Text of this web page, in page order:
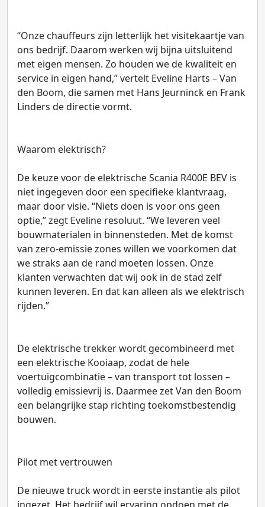
“Onze chauffeurs zijn letterlijk het visitekaartje van
ons bedrijf. Daarom werken wij bijna uitsluitend
met eigen mensen. Zo houden we de kwaliteit en
service in eigen hand,” vertelt Eveline Harts – Van
den Boom, die samen met Hans Jeurninck en Frank
Linders de directie vormt.
Waarom elektrisch?
De keuze voor de elektrische Scania R400E BEV is
niet ingegeven door een specifieke klantvraag,
maar door visie. “Niets doen is voor ons geen
optie,” zegt Eveline resoluut. “We leveren veel
bouwmaterialen in binnensteden. Met de komst
van zero-emissie zones willen we voorkomen dat
we straks aan de rand moeten lossen. Onze
klanten verwachten dat wij ook in de stad zelf
kunnen leveren. En dat kan alleen als we elektrisch
rijden.”
De elektrische trekker wordt gecombineerd met
een elektrische Kooiaap, zodat de hele
voertuigcombinatie – van transport tot lossen –
volledig emissievrij is. Daarmee zet Van den Boom
een belangrijke stap richting toekomstbestendig
bouwen.
Pilot met vertrouwen
De nieuwe truck wordt in eerste instantie als pilot